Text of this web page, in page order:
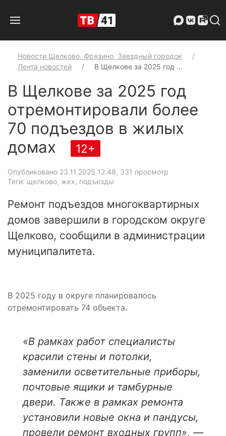
Новости Щелково, Фрязино, Звездный городок
Лента новостей
В Щелкове за 2025 год …
В Щелкове за 2025 год
отремонтировали более
70 подъездов в жилых
домах
12+
Опубликовано 23.11.2025 12:48, 331 просмотр
Теги: щелково, жкх, подъезды
Ремонт подъездов многоквартирных
домов завершили в городском округе
Щелково, сообщили в администрации
муниципалитета.
В 2025 году в округе планировалось
отремонтировать 74 объекта.
«В рамках работ специалисты
красили стены и потолки,
заменили осветительные приборы,
почтовые ящики и тамбурные
двери. Также в рамках ремонта
установили новые окна и пандусы,
провели ремонт входных групп», —